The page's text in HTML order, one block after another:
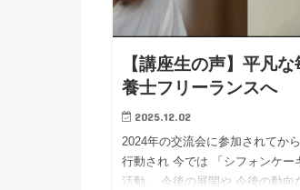
【講座生の声】平凡
養士フリーランスへ
2025.12.02
2024年の交流会に参加されてか
行動され 今では 「シフォンケー
活動。 今後の展開や 今後の動向